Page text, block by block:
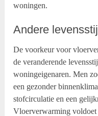
woningen.
Andere
De voorkeur voor
de veranderende
woningeigenaren. Men
een gezonder
stofcirculatie en een
Vloerverwarming voldoet